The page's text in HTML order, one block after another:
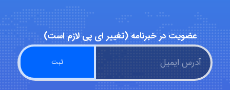
abolfazlkoshehe
A.balandeh
عضویت در خبرنامه (تغییر ای پی لازم است)